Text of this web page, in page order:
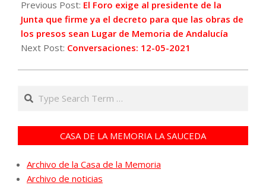
05-
11
Previous Post: El Foro exige al presidente de la
Junta que firme ya el decreto para que las obras de
los presos sean Lugar de Memoria de Andalucía
Next Post: Conversaciones: 12-05-2021
Search
CASA DE LA MEMORIA LA SAUCEDA
Archivo de la Casa de la Memoria
Archivo de noticias